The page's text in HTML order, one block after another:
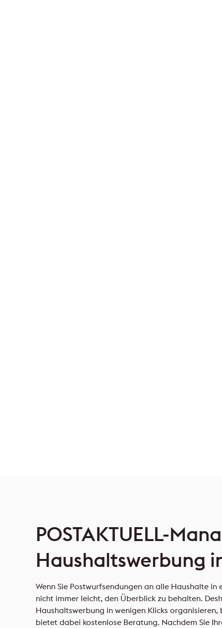
POSTAKTUELL-
Haushaltswerbung
Wenn Sie Postwurfsendungen an alle Haushalte
nicht immer leicht, den Überblick zu behalten.
Haushaltswerbung in wenigen Klicks
bietet dabei kostenlose Beratung. Nachdem Sie